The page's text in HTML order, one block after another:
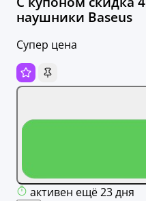
наушники Baseus
Супер цена
активен ещё 23 дня